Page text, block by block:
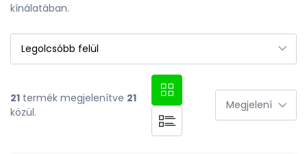
kínálatában.
21 termék megjelenítve 21
közül.